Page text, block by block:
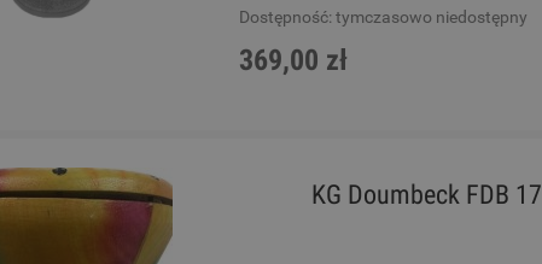
Dostępność: tymczasowo niedostępny
369,00 zł
KG Doumbeck FDB